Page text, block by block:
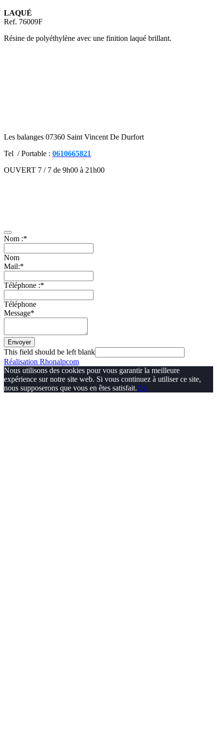
LAQUÉ
Ref. 76009F
Résine de polyéthylène avec une finition laqué brillant.
Les balanges 07360 Saint Vincent De Durfort
Tel / Portable : 0610665821
OUVERT 7 / 7 de 9h00 à 21h00
Nom :*
Nom
Mail:*
Téléphone :*
Téléphone
Message*
Envoyer
This field should be left blank
Réalisation Rhonalpcom
Nous utilisons des cookies pour vous garantir la meilleure
expérience sur notre site web. Si vous continuez à utiliser ce site,
nous supposerons que vous en êtes satisfait.Ok